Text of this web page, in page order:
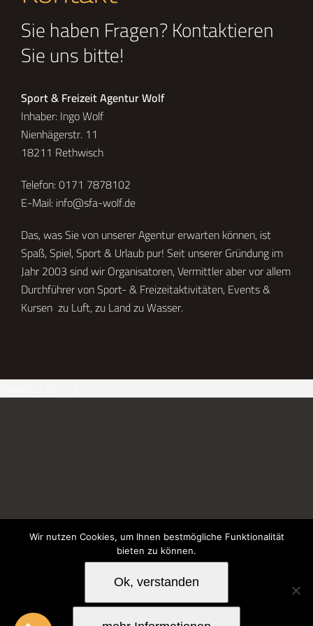
Sie haben Fragen? Kontaktieren
Sie uns bitte!
Sport & Freizeit Agentur Wolf
Inhaber: Ingo Wolf
Nienhägerstr. 11
18211 Rethwisch
Telefon:0171 7878102
E-Mail: info@sfa-wolf.de
Das, was Sie von unserer Agentur erwarten können, ist
Spaß, Spiel, Sport & Urlaub pur! Seit unserer Gründung im
Jahr 2003 sind wir Organisatoren, Vermittler aber vor allem
Durchführer von Sport- & Freizeitaktivitäten, Events &
Kursen zu Luft, zu Land zu Wasser.
Wir nutzen Cookies, um Ihnen bestmögliche Funktionalität
bieten zu können.
Ok, verstanden